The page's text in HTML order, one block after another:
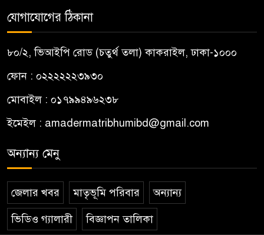
যোগাযোগের ঠিকানা
৮০/২, ভিআইপি রোড (চতুর্থ তলা) কাকরাইল, ঢাকা-১০০০
ফোন : ০২২২২২২৩৯৩০
মোবাইল : ০১৭৯৯৪৯৬২৩৮
ইমেইল : amadermatribhumibd@gmail.com
অন্যান্য মেনু
জেলার খবর মাতৃভূমি পরিবার অন্যান্য
ভিডিও গ্যালারী বিজ্ঞাপন তালিকা